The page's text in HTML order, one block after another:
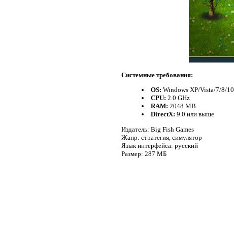
Системные требования:
OS: Windows XP/Vista/7/8/10
CPU: 2.0 GHz
RAM: 2048 MB
DirectX: 9.0 или выше
Издатель: Big Fish Games
Жанр: стратегия, симулятор
Язык интерфейса: русский
Размер: 287 МБ